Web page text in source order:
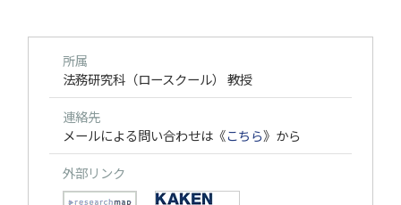
所属
法務研究科（ロースクール） 教授
連絡先
メールによる問い合わせは《こちら》から
外部リンク